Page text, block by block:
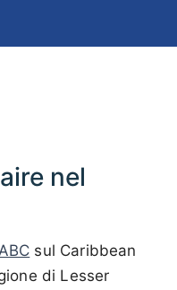
nel
sul Caribbean
di Lesser